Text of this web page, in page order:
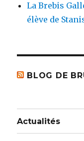
La Brebis
élève de
BLOG DE
Actualités